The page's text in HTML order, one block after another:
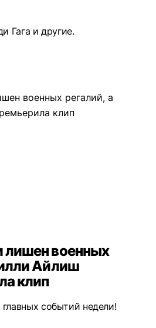
Гага и другие.
лишен военных
Айлиш
клип
событий недели!